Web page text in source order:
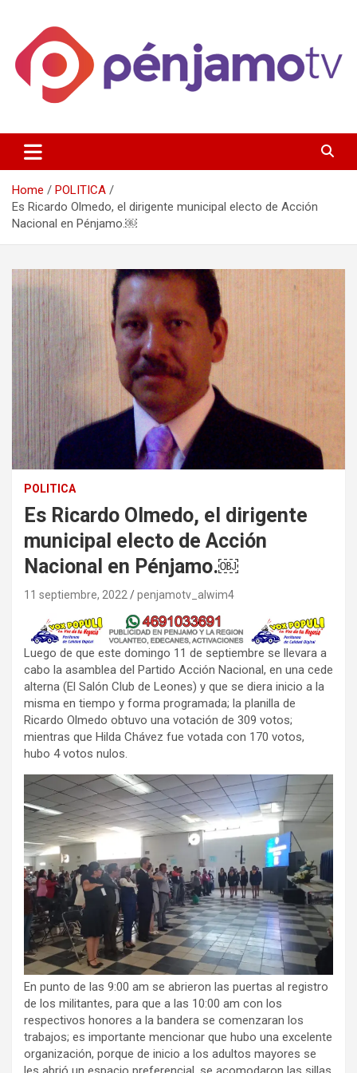
content
Penjamotv
Gto y la region.
Home
POLITICA
Es Ricardo Olmedo, el dirigente municipal electo de Acción
Nacional en Pénjamo.￼
POLITICA
Es Ricardo Olmedo, el dirigente
municipal electo de Acción
Nacional en Pénjamo.￼
11 septiembre, 2022 penjamotv_alwim4
Luego de que este domingo 11 de septiembre se llevara a
cabo la asamblea del Partido Acción Nacional, en una cede
alterna (El Salón Club de Leones) y que se diera inicio a la
misma en tiempo y forma programada; la planilla de
Ricardo Olmedo obtuvo una votación de 309 votos;
mientras que Hilda Chávez fue votada con 170 votos,
hubo 4 votos nulos.
En punto de las 9:00 am se abrieron las puertas al registro
de los militantes, para que a las 10:00 am con los
respectivos honores a la bandera se comenzaran los
trabajos; es importante mencionar que hubo una excelente
organización, porque de inicio a los adultos mayores se